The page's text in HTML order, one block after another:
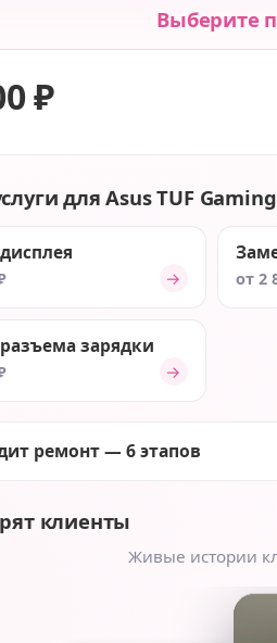
Выберите
₽
для Asus TUF
→ от 2
зарядки
→
ремонт — 6 этапов
клиенты
Живые истории